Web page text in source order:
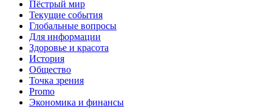
Пёстрый мир
Текущие события
Глобальные вопросы
Для информации
Здоровье и красота
История
Общество
Точка зрения
Promo
Экономика и финансы